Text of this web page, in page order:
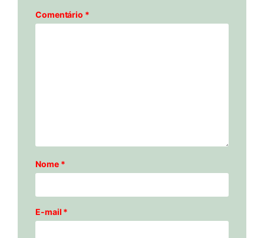
Comentário *
Nome *
E-mail *